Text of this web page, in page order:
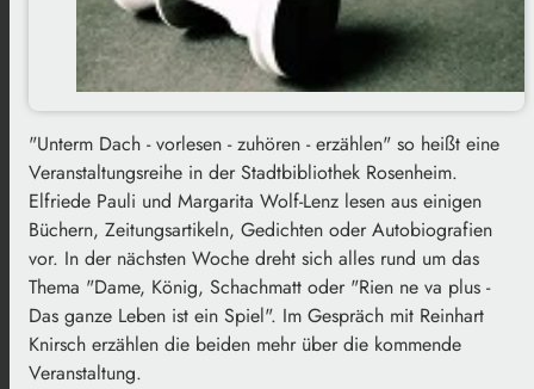
"Unterm Dach - vorlesen - zuhören - erzählen" so heißt eine
Veranstaltungsreihe in der Stadtbibliothek Rosenheim.
Elfriede Pauli und Margarita Wolf-Lenz lesen aus einigen
Büchern, Zeitungsartikeln, Gedichten oder Autobiografien
vor. In der nächsten Woche dreht sich alles rund um das
Thema "Dame, König, Schachmatt oder "Rien ne va plus -
Das ganze Leben ist ein Spiel". Im Gespräch mit Reinhart
Knirsch erzählen die beiden mehr über die kommende
Veranstaltung.